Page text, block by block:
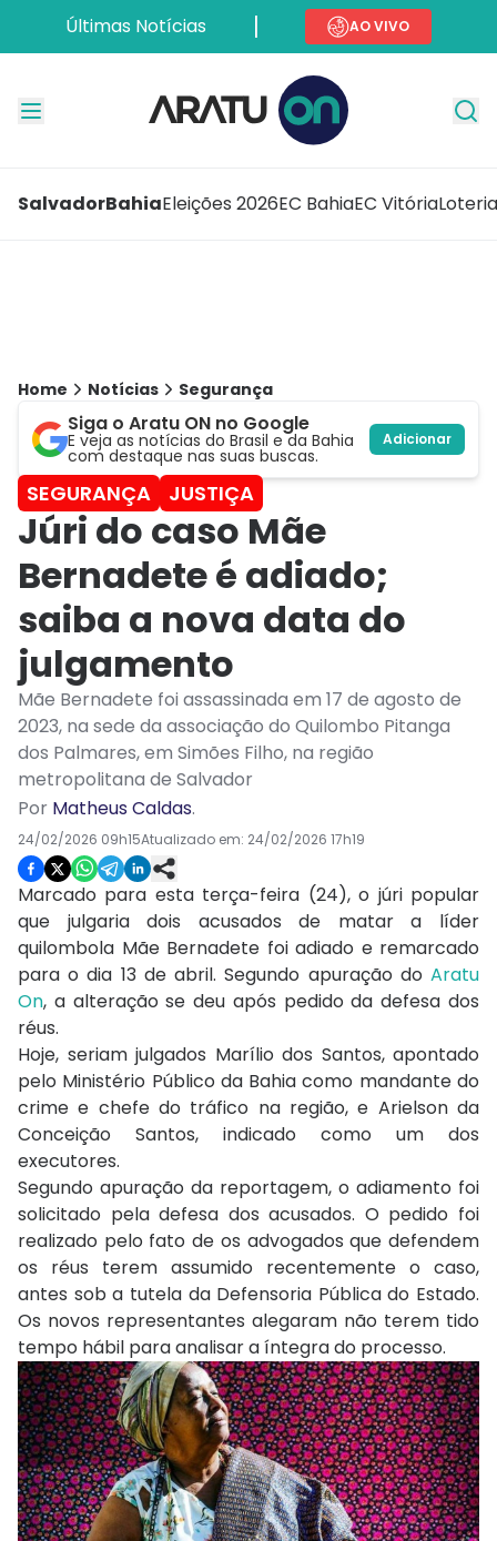
Últimas Notícias AO VIVO
SalvadorBahiaEleições 2026EC BahiaEC Vitória
Home Notícias Segurança
Siga o Aratu ON no Google
E veja as notícias do Brasil e da Bahia
com destaque nas suas buscas.
Adicionar
SEGURANÇA JUSTIÇA
Júri do caso Mãe
Bernadete é adiado;
saiba a nova data do
julgamento
Mãe Bernadete foi assassinada em 17 de agosto de
2023, na sede da associação do Quilombo Pitanga
dos Palmares, em Simões Filho, na região
metropolitana de Salvador
Por Matheus Caldas.
24/02/2026 09h15Atualizado em: 24/02/2026 17h19
Marcado para esta terça-feira (24), o júri popular
que julgaria dois acusados de matar a líder
quilombola Mãe Bernadete foi adiado e remarcado
para o dia 13 de abril. Segundo apuração do Aratu
On, a alteração se deu após pedido da defesa dos
réus.
Hoje, seriam julgados Marílio dos Santos, apontado
pelo Ministério Público da Bahia como mandante do
crime e chefe do tráfico na região, e Arielson da
Conceição Santos, indicado como um dos
executores.
Segundo apuração da reportagem, o adiamento foi
solicitado pela defesa dos acusados. O pedido foi
realizado pelo fato de os advogados que defendem
os réus terem assumido recentemente o caso,
antes sob a tutela da Defensoria Pública do Estado.
Os novos representantes alegaram não terem tido
tempo hábil para analisar a íntegra do processo.